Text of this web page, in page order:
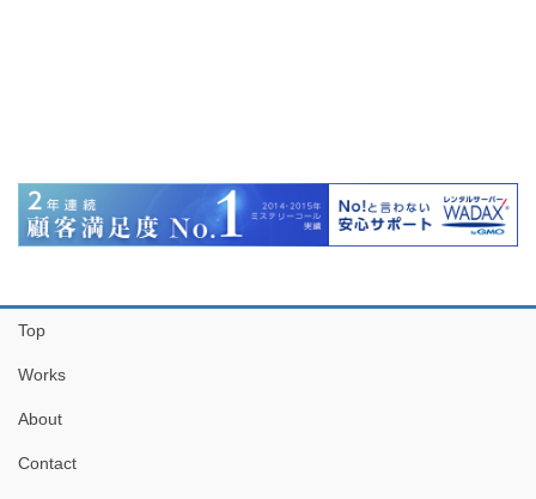
Top
Works
About
Contact